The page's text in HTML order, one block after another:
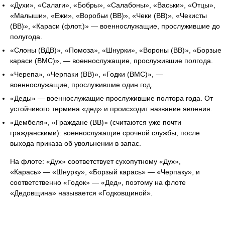
«Духи», «Салаги», «Бобры», «Салабоны», «Васьки», «Отцы»,
«Малыши», «Ежи», «Воробьи (ВВ)», «Чеки (ВВ)», «Чекисты
(ВВ)», «Караси (флот.)» — военнослужащие, прослужившие до
полугода.
«Слоны (ВДВ)», «Помоза», «Шнурки», «Вороны (ВВ)», «Борзые
караси (ВМС)», — военнослужащие, прослужившие полгода.
«Черепа», «Черпаки (ВВ)», «Годки (ВМС)», —
военнослужащие, прослужившие один год.
«Деды» — военнослужащие прослужившие полтора года. От
устойчивого термина «дед» и происходит название явления.
«Дембеля», «Граждане (ВВ)» (считаются уже почти
гражданскими): военнослужащие срочной службы, после
выхода приказа об увольнении в запас.
На флоте: «Дух» соответствует сухопутному «Дух»,
«Карась» — «Шнурку», «Борзый карась» — «Черпаку», и
соответственно «Годок» — «Дед», поэтому на флоте
«Дедовщина» называется «Годковщиной».